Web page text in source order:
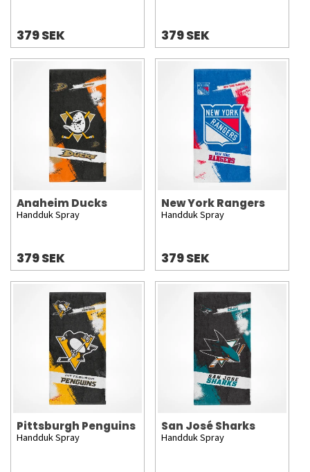
379 SEK 379 SEK
Anaheim Ducks
Handduk Spray
379 SEK
New York Rangers
Handduk Spray
379 SEK
Pittsburgh Penguins
Handduk Spray
San José Sharks
Handduk Spray